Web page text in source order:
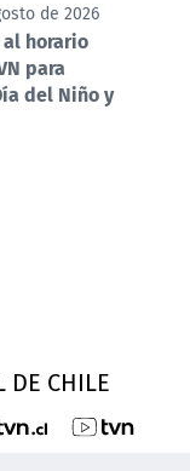
de 2026
al horario
para
del Niño y
DE CHILE